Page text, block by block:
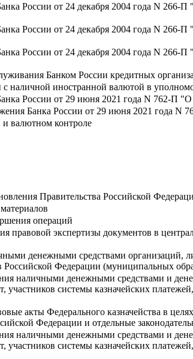
России от 24 декабря 2004 года N 266-
России от 24 декабря 2004 года N 266-
России от 24 декабря 2004 года N 266-
Банком России кредитных
наличной иностранной валютой в
России от 29 июня 2021 года N 762-П "О
Банка России от 29 июня 2021 года N
валютном контроле
Правительства Российской
операций
правовой экспертизы документов в
денежными средствами организаций,
Российской Федерации (муниципальных
наличными денежными средствами и
системы казначейских
акты Федерального казначейства в
Федерации и отдельные
наличными денежными средствами и
системы казначейских